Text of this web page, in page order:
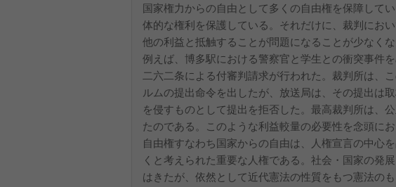
国家権力からの自由として多くの自由権を保障して
体的な権利を保護している。それだけに、裁判にお
他の利益と抵触することが問題になることが少なくな
例えば、博多駅における警察官と学生との衝突事件
二六二条による付審判請求が行われた。裁判所は、
ルムの提出命令を出したが、放送局は、その提出は
を侵すものとして提出を拒否した。最高裁判所は、
たのである。このような利益較量の必要性を念頭に
自由権すなわち国家からの自由は、人権宣言の中心
くと考えられた重要な人権である。社会・国家の発
はきたが、依然として近代憲法の性質をもつ憲法の